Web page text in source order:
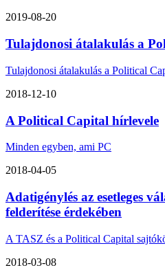
2019-08-20
Tulajdonosi átalakulás a
Tulajdonosi átalakulás a Political
2018-12-10
A Political Capital hírlevele
Minden egyben, ami PC
2018-04-05
Adatigénylés az esetleges
felderítése érdekében
A TASZ és a Political Capital
2018-03-08